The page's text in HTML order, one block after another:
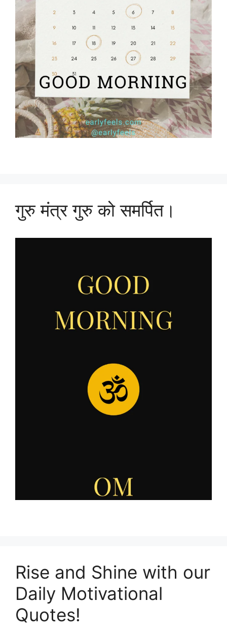
गुरु मंत्र गुरु को समर्पित।
Rise and Shine with our
Daily Motivational
Quotes!